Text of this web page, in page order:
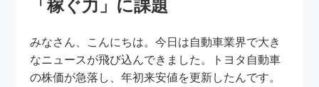
「稼ぐ力」に課題
みなさん、こんにちは。今日は自動車業界で大き
なニュースが飛び込んできました。トヨタ自動車
の株価が急落し、年初来安値を更新したんです。